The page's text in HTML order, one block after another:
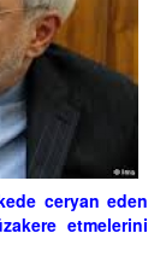
ceryan eden
etmelerini